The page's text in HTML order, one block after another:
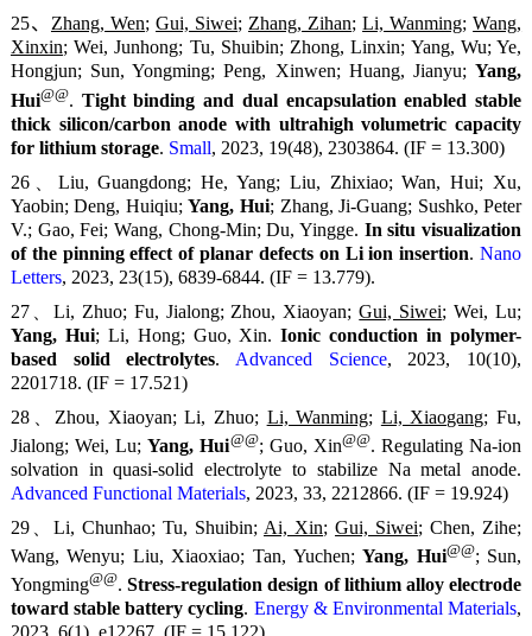
25、 Zhang, Wen; Gui, Siwei; Zhang, Zihan;Li, Wanming;Wang,
Xinxin; Wei, Junhong; Tu, Shuibin; Zhong, Linxin; Yang, Wu; Ye,
Hongjun; Sun, Yongming; Peng, Xinwen; Huang, Jianyu;Yang,
Hui@@. Tight binding and dual encapsulation enabled stable
thick silicon/carbon anode with ultrahigh volumetric capacity
for lithium storage. Small, 2023, 19(48), 2303864. (IF = 13.300)
26、Liu, Guangdong; He, Yang; Liu, Zhixiao; Wan, Hui; Xu,
Yaobin; Deng, Huiqiu;Yang, Hui; Zhang, Ji-Guang; Sushko, Peter
V.; Gao, Fei; Wang, Chong-Min; Du, Yingge. In situ visualization
of the pinning effect of planar defects on Li ion insertion.Nano
Letters, 2023, 23(15), 6839-6844. (IF = 13.779).
27、Li, Zhuo; Fu, Jialong; Zhou, Xiaoyan;Gui, Siwei; Wei, Lu;
Yang, Hui; Li, Hong; Guo, Xin.Ionic conduction in polymer-
based solid electrolytes. Advanced Science, 2023, 10(10),
2201718. (IF = 17.521)
28、Zhou, Xiaoyan; Li, Zhuo; Li, Wanming; Li, Xiaogang; Fu,
Jialong; Wei, Lu;Yang, Hui@@; Guo, Xin@@. Regulating Na-ion
solvation in quasi-solid electrolyte to stabilize Na metal anode.
Advanced Functional Materials, 2023, 33, 2212866. (IF = 19.924)
29、Li, Chunhao; Tu, Shuibin; Ai, Xin;Gui, Siwei; Chen, Zihe;
Wang, Wenyu; Liu, Xiaoxiao; Tan, Yuchen;Yang, Hui@@; Sun,
Yongming@@.Stress-regulation design of lithium alloy electrode
toward stable battery cycling. Energy & Environmental Materials,